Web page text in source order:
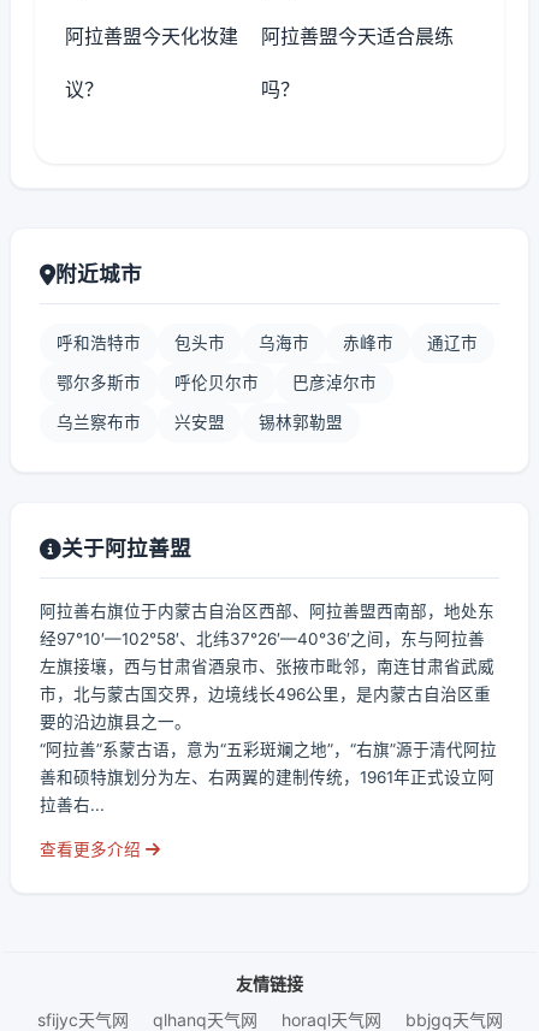
阿拉善盟今天化妆建
议？
阿拉善盟今天适合晨练
吗？
附近城市
呼和浩特市 包头市 乌海市 赤峰市 通辽市
鄂尔多斯市 呼伦贝尔市 巴彦淖尔市
乌兰察布市 兴安盟 锡林郭勒盟
关于阿拉善盟
阿拉善右旗位于内蒙古自治区西部、阿拉善盟西南部，地处东
经97°10′—102°58′、北纬37°26′—40°36′之间，东与阿拉善
左旗接壤，西与甘肃省酒泉市、张掖市毗邻，南连甘肃省武威
市，北与蒙古国交界，边境线长496公里，是内蒙古自治区重
要的沿边旗县之一。
“阿拉善”系蒙古语，意为“五彩斑斓之地”，“右旗”源于清代阿拉
善和硕特旗划分为左、右两翼的建制传统，1961年正式设立阿
拉善右...
查看更多介绍
友情链接
sfijyc天气网
qlhanq天气网 horaql天气网 bbjgq天气网